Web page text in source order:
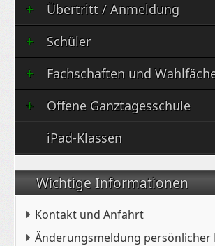
Übertritt / Anmeldung
Schüler
Fachschaften und
Offene Ganztagesschule
iPad-Klassen
Wichtige Informationen
Kontakt und Anfahrt
Änderungsmeldung persönlicher